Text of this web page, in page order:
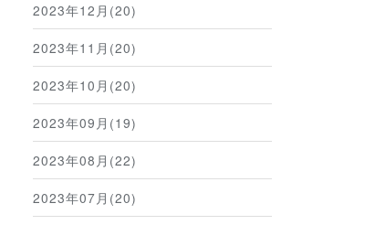
2023年12月(20)
2023年11月(20)
2023年10月(20)
2023年09月(19)
2023年08月(22)
2023年07月(20)